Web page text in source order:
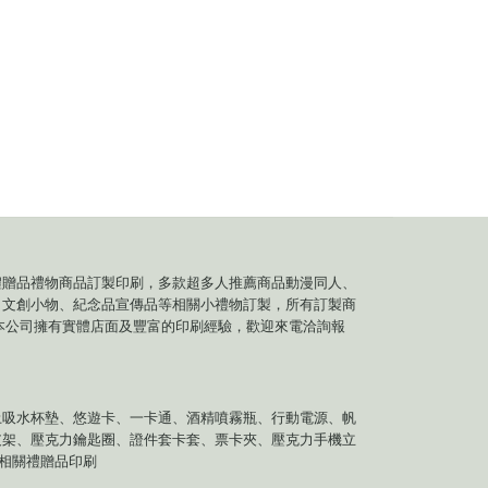
品禮物商品訂製印刷，多款超多人推薦商品動漫同人、
創小物、紀念品宣傳品等相關小禮物訂製，所有訂製商
司擁有實體店面及豐富的印刷經驗，歡迎來電洽詢報
水杯墊、悠遊卡、一卡通、酒精噴霧瓶、行動電源、帆
、壓克力鑰匙圈、證件套卡套、票卡夾、壓克力手機立
關禮贈品印刷